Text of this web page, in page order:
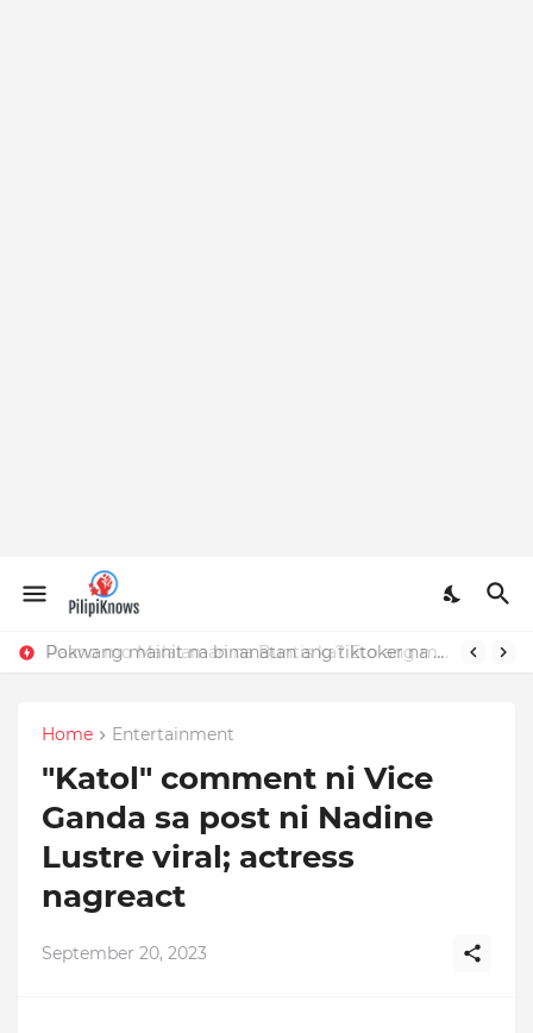
Pokwang mainit na binanatan ang tiktoker na nandidiri sa Sardinas
Paano mo Malalaman na Buntis ka? Eto ang mga Dapat Mong Tandaan
Home Entertainment
"Katol" comment ni Vice
Ganda sa post ni Nadine
Lustre viral; actress
nagreact
September 20, 2023